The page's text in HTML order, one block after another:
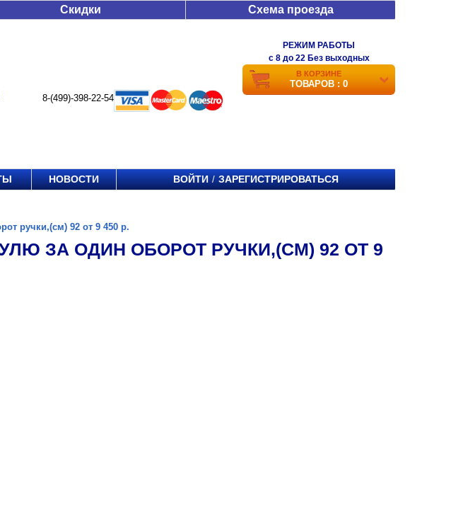
Скидки Схема проезда
8-(499)-398-22-54
РЕЖИМ РАБОТЫ
c 8 до 22 Без выходных
В КОРЗИНЕ
ТОВАРОВ : 0
НОВОСТИ ВОЙТИ / ЗАРЕГИСТРИРОВАТЬСЯ
ручки,(см) 92 от 9 450 р.
ЗА ОДИН ОБОРОТ РУЧКИ,(СМ) 92 ОТ 9